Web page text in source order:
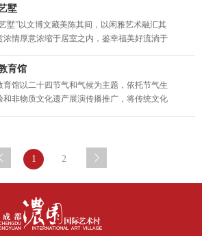
晴集”是浓园创始人“不忘初心，牢记历史”的
以此勉励浓园人心怀感恩、砥砺前行。The n
墅
墅”以文博文藏美陈其间，以闲雅艺术融汇其
浓情厚意浓缩于居室之内，鉴幸福美好流淌于
心也！ “浓园艺墅”是国内首家以博物品鉴之味
建的民宿，是艺术家的宁静淡泊的休憩驿站，
育馆
育馆以二十四节气和气候为主题，依托节气生
和非物质文化遗产展演传播推广，将传统文化
特色
1 2